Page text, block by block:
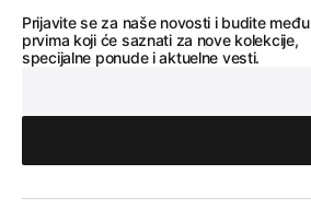
Prijavite se za naše novosti i budite među
prvima koji će saznati za nove kolekcije,
specijalne ponude i aktuelne vesti.